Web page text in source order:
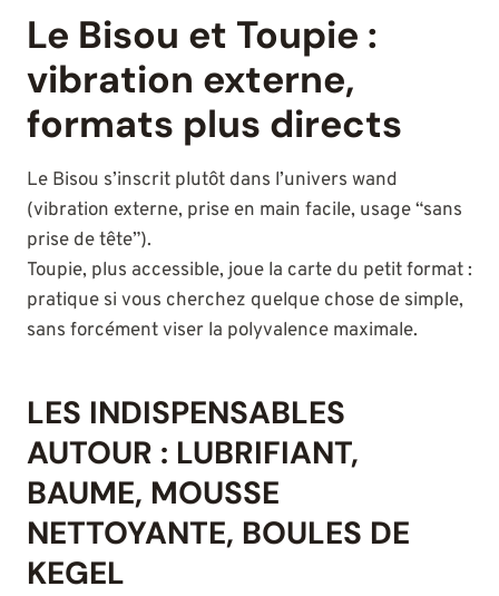
Le Bisou et Toupie :
vibration externe,
formats plus directs
Le Bisou s’inscrit plutôt dans l’univers wand
(vibration externe, prise en main facile, usage “sans
prise de tête”).
Toupie, plus accessible, joue la carte du petit format :
pratique si vous cherchez quelque chose de simple,
sans forcément viser la polyvalence maximale.
LES INDISPENSABLES
AUTOUR : LUBRIFIANT,
BAUME, MOUSSE
NETTOYANTE, BOULES DE
KEGEL